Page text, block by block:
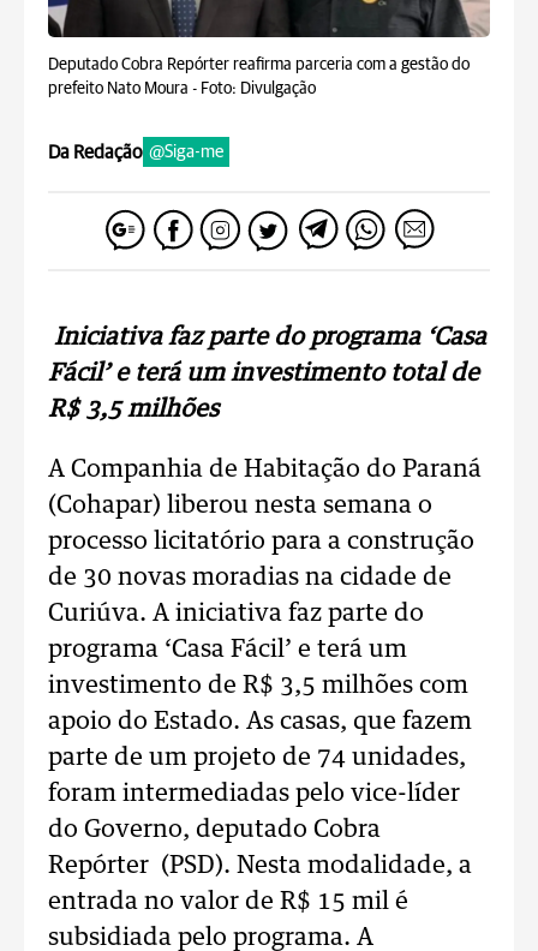
Deputado Cobra Repórter reafirma parceria com a gestão do
prefeito Nato Moura - Foto: Divulgação
Da Redação @Siga-me
Iniciativa faz parte do programa ‘Casa
Fácil’ e terá um investimento total de
R$ 3,5 milhões
A Companhia de Habitação do Paraná
(Cohapar) liberou nesta semana o
processo licitatório para a construção
de 30 novas moradias na cidade de
Curiúva. A iniciativa faz parte do
programa ‘Casa Fácil’ e terá um
investimento de R$ 3,5 milhões com
apoio do Estado. As casas, que fazem
parte de um projeto de 74 unidades,
foram intermediadas pelo vice-líder
do Governo, deputado Cobra
Repórter (PSD). Nesta modalidade, a
entrada no valor de R$ 15 mil é
subsidiada pelo programa. A